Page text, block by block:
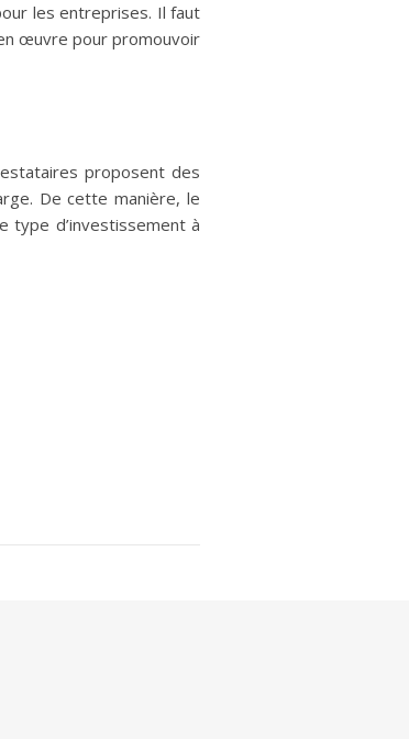
les entreprises. Il faut
œuvre pour promouvoir
proposent des
De cette manière, le
type d’investissement à